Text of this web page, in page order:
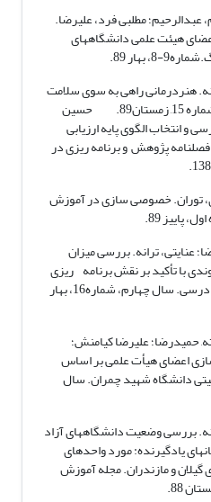
عبدالرحیم؛ مطلبی فرد، علیرضا.
هیئت علمی دانشگاه­های
بهار 89.
هنردرمانی راهی به سوی سلامت
روانی دانشجویان.رهپویه هنر. شماره 15, زمستان89. حسین
و انتخاب الگوی پایه ارزیابی
فصلنامه پژوهش و برنامه ریزی در
توران. خصوصی سازی در آموزش
پاییز 89.
عنایتی، ترانه. بررسی میزان
با تأکید بر نقش برنامه ریزی
درسی. فصلتامه مطالعات برنامه درسی. سال چهارم، شماره16، بهار
حمیدرضا؛ علیرضا کیامنش؛
اعضای هیأت علمی بر اساس
دانشگاه شهید چمران. سال
بررسی وضعیت دانشگاههای آزاد
یادگیرنده: مورد واحدهای
گیلان و مازندران. مجله آموزش
88.